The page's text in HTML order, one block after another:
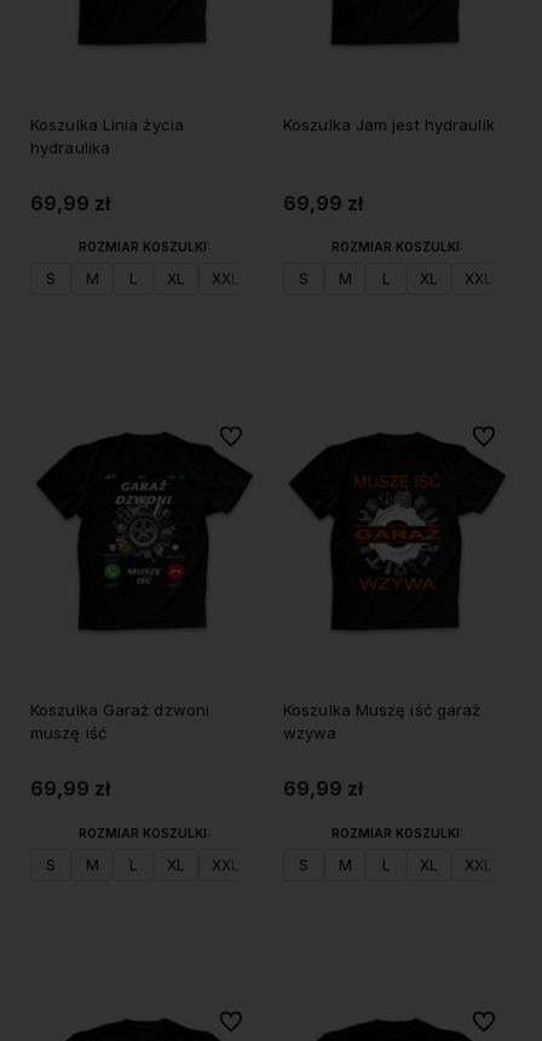
Koszulka Linia życia
hydraulika
69,99 zł
ROZMIAR KOSZULKI:
S M L XL XXL
Koszulka Jam jest hydraulik
69,99 zł
ROZMIAR KOSZULKI:
S M L XL XXL
Koszulka Garaż dzwoni
muszę iść
69,99 zł
ROZMIAR KOSZULKI:
S M L XL XXL
Do ulubionych
Koszulka Muszę iść garaż
wzywa
69,99 zł
ROZMIAR KOSZULKI:
S M L XL XXL
Do
Do ulubionych Do